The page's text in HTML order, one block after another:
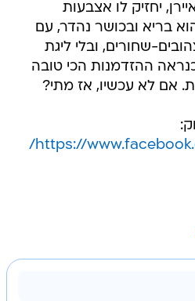
יחזיק לו אצבעות
בריא ובכושר נהדר, עם
שחורים, ובלי ליגת
ההזדמנות הכי טובה
אם לא עכשיו, אז מתי?
https://